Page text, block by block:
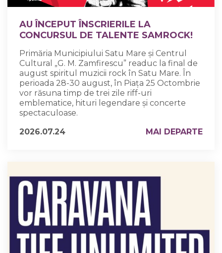
AU ÎNCEPUT ÎNSCRIERILE LA
CONCURSUL DE TALENTE SAMROCK!
Primăria Municipiului Satu Mare și Centrul
Cultural „G. M. Zamfirescu” readuc la final de
august spiritul muzicii rock în Satu Mare. În
perioada 28-30 august, în Piața 25 Octombrie
vor răsuna timp de trei zile riff-uri
emblematice, hituri legendare și concerte
spectaculoase.
2026.07.24
MAI DEPARTE